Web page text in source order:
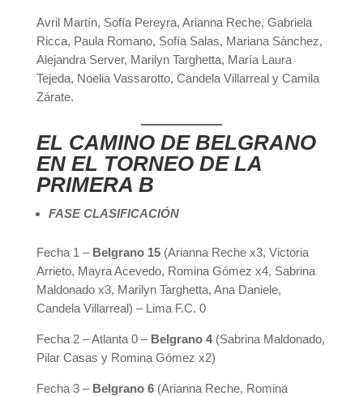
Avril Martín, Sofía Pereyra, Arianna Reche, Gabriela
Ricca, Paula Romano, Sofía Salas, Mariana Sánchez,
Alejandra Server, Marilyn Targhetta, María Laura
Tejeda, Noelia Vassarotto, Candela Villarreal y Camila
Zárate.
EL CAMINO DE BELGRANO
EN EL TORNEO DE LA
PRIMERA B
FASE CLASIFICACIÓN
Fecha 1 – Belgrano 15(Arianna Reche x3, Victoria
Arrieto, Mayra Acevedo, Romina Gómez x4, Sabrina
Maldonado x3, Marilyn Targhetta, Ana Daniele,
Candela Villarreal) – Lima F.C. 0
Fecha 2 – Atlanta 0 – Belgrano 4 (Sabrina Maldonado,
Pilar Casas y Romina Gómez x2)
Fecha 3 – Belgrano 6 (Arianna Reche, Romina